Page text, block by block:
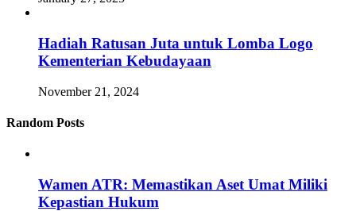
Hadiah Ratusan Juta untuk Lomba Logo
Kementerian Kebudayaan
November 21, 2024
Random Posts
Wamen ATR: Memastikan Aset Umat Miliki
Kepastian Hukum